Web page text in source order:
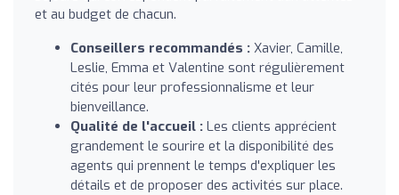
et au budget de chacun.
Conseillers recommandés : Xavier, Camille,
Leslie, Emma et Valentine sont régulièrement
cités pour leur professionnalisme et leur
bienveillance.
Qualité de l'accueil : Les clients apprécient
grandement le sourire et la disponibilité des
agents qui prennent le temps d'expliquer les
détails et de proposer des activités sur place.